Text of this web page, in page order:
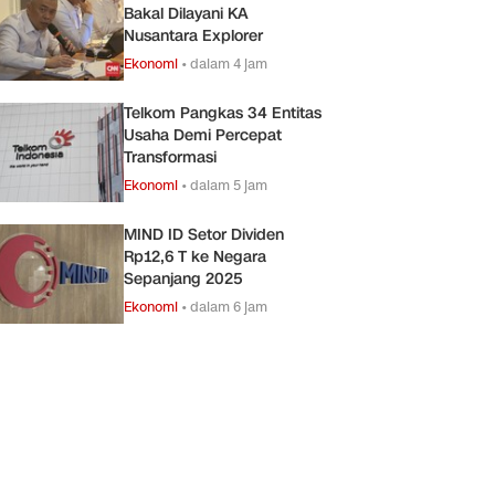
Bakal Dilayani KA
Nusantara Explorer
Ekonomi •dalam 4 jam
Telkom Pangkas 34 Entitas
Usaha Demi Percepat
Transformasi
Ekonomi •dalam 5 jam
MIND ID Setor Dividen
Rp12,6 T ke Negara
Sepanjang 2025
Ekonomi •dalam 6 jam